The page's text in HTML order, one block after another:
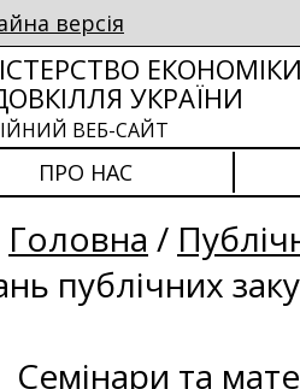
версія
ЕКОНОМІКИ
УКРАЇНИ
ВЕБ-САЙТ
ПРО НАС
Головна /
публічних
Семінари та